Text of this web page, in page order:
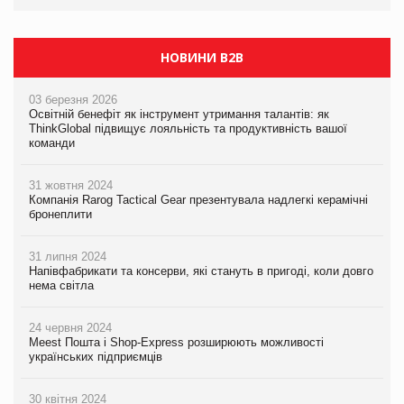
НОВИНИ B2B
03 березня 2026
Освітній бенефіт як інструмент утримання талантів: як
ThinkGlobal підвищує лояльність та продуктивність вашої
команди
31 жовтня 2024
Компанія Rarog Tactical Gear презентувала надлегкі керамічні
бронеплити
31 липня 2024
Напівфабрикати та консерви, які стануть в пригоді, коли довго
нема світла
24 червня 2024
Meest Пошта і Shop-Express розширюють можливості
українських підприємців
30 квітня 2024